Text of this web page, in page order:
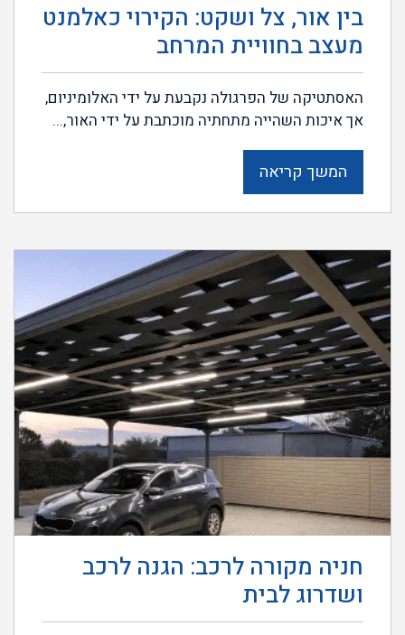
בין אור, צל ושקט: הקירוי כאלמנט
מעצב בחוויית המרחב
האסתטיקה של הפרגולה נקבעת על ידי האלומיניום,
אך איכות השהייה מתחתיה מוכתבת על ידי האור,...
המשך קריאה
חניה מקורה לרכב: הגנה לרכב
ושדרוג לבית